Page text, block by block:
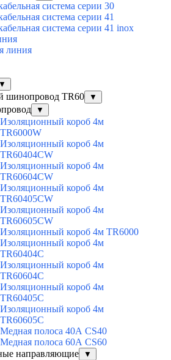
система серии 30
система серии 41
система серии 41 inox
линия
▼
шинопровод TR60 ▼
▼
Изоляционный короб 4м
TR6000W
Изоляционный короб 4м
TR60404CW
Изоляционный короб 4м
TR60604CW
Изоляционный короб 4м
TR60405CW
Изоляционный короб 4м
TR60605CW
Изоляционный короб 4м TR6000
Изоляционный короб 4м
TR60404C
Изоляционный короб 4м
TR60604C
Изоляционный короб 4м
TR60405C
Изоляционный короб 4м
TR60605C
Медная полоса 40А CS40
Медная полоса 60А CS60
направляющие
▼